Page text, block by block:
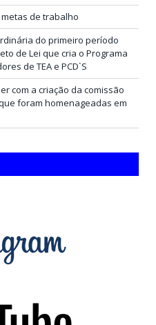
de trabalho
do primeiro período
de Lei que cria o Programa
de TEA e PCD`S
com a criação da comissão
foram homenageadas em